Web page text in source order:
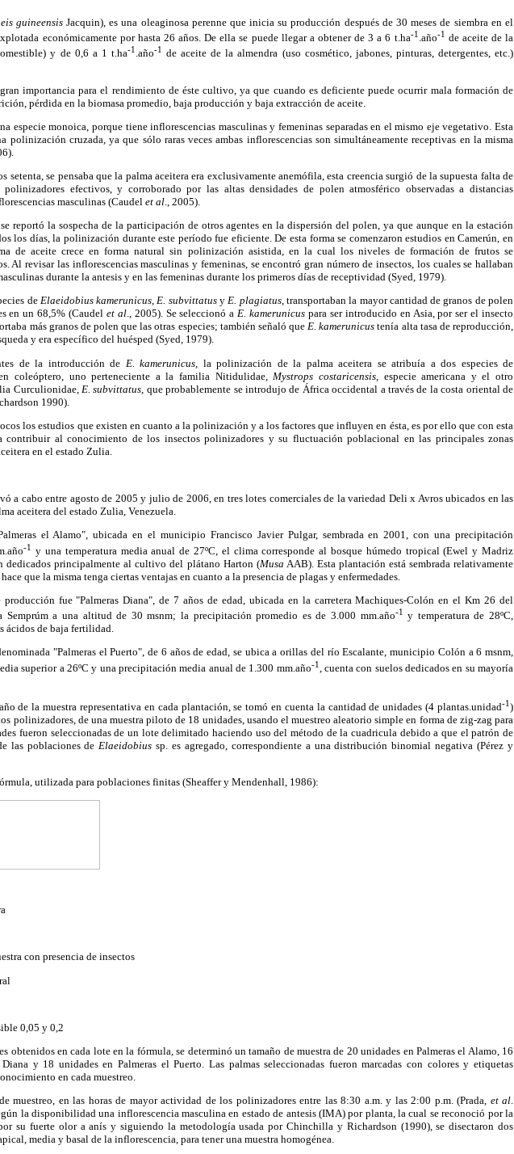
guineensisJacquin), es una oleaginosa perenne que inicia su producción después de 30 meses de siembra en el
económicamente por hasta 26 años. De ella se puede llegar a obtener de 3 a 6 t.ha-1 .año-1 de aceite de la
y de 0,6 a 1 t.ha-1 .año-1 de aceite de la almendra (uso cosmético, jabones, pinturas, detergentes, etc.)
importancia para el rendimiento de éste cultivo, ya que cuando es deficiente puede ocurrir mala formación de
pérdida en la biomasa promedio, baja producción y baja extracción de aceite.
especie monoica, porque tiene inflorescencias masculinas y femeninas separadas en el mismo eje vegetativo. Esta
polinización cruzada, ya que sólo raras veces ambas inflorescencias son simultáneamente receptivas en la misma
setenta, se pensaba que la palma aceitera era exclusivamente anemófila, esta creencia surgió de la supuesta falta de
efectivos, y corroborado por las altas densidades de polen atmosférico observadas a distancias
masculinas (Caudel et al., 2005).
reportó la sospecha de la participación de otros agentes en la dispersión del polen, ya que aunque en la estación
los días, la polinización durante este período fue eficiente. De esta forma se comenzaron estudios en Camerún, en
de aceite crece en forma natural sin polinización asistida, en la cual los niveles de formación de frutos se
Al revisar las inflorescencias masculinas y femeninas, se encontró gran número de insectos, los cuales se hallaban
durante la antesis y en las femeninas durante los primeros días de receptividad (Syed, 1979).
deElaeidobius kamerunicus, E. subvittatusyE. plagiatus, transportaban la mayor cantidad de granos de polen
en un 68,5% (Caudel et al., 2005). Se seleccionó aE. kamerunicus para ser introducido en Asia, por ser el insecto
más granos de polen que las otras especies; también señaló queE. kamerunicus tenía alta tasa de reproducción,
y era específico del huésped (Syed, 1979).
de la introducción de E. kamerunicus , la polinización de la palma aceitera se atribuía a dos especies de
coleóptero, uno perteneciente a la familia Nitidulidae, Mystrops costaricensis, especie americana y el otro
Curculionidae, E. subvittatus , que probablemente se introdujo de África occidental a través de la costa oriental de
1990).
los estudios que existen en cuanto a la polinización y a los factores que influyen en ésta, es por ello que con esta
contribuir al conocimiento de los insectos polinizadores y su fluctuación poblacional en las principales zonas
en el estado Zulia.
a cabo entre agosto de 2005 y julio de 2006, en tres lotes comerciales de la variedad Deli x Avros ubicados en las
aceitera del estado Zulia, Venezuela.
el Alamo", ubicada en el municipio Francisco Javier Pulgar, sembrada en 2001, con una precipitación
-1 y una temperatura media anual de 27ºC, el clima corresponde al bosque húmedo tropical (Ewel y Madriz
dedicados principalmente al cultivo del plátano Harton (Musa AAB). Esta plantación está sembrada relativamente
que la misma tenga ciertas ventajas en cuanto a la presencia de plagas y enfermedades.
producción fue "Palmeras Diana", de 7 años de edad, ubicada en la carretera Machiques-Colón en el Km 26 del
Semprúm a una altitud de 30 msnm; la precipitación promedio es de 3.000 mm.año-1 y temperatura de 28ºC,
ácidos de baja fertilidad.
"Palmeras el Puerto", de 6 años de edad, se ubica a orillas del río Escalante, municipio Colón a 6 msnm,
superior a 26ºC y una precipitación media anual de 1.300 mm.año-1
, cuenta con suelos dedicados en su mayoría
de la muestra representativa en cada plantación, se tomó en cuenta la cantidad de unidades (4 plantas.unidad-1)
polinizadores, de una muestra piloto de 18 unidades, usando el muestreo aleatorio simple en forma de zig-zag para
fueron seleccionadas de un lote delimitado haciendo uso del método de la cuadricula debido a que el patrón de
las poblaciones deElaeidobiussp. es agregado, correspondiente a una distribución binomial negativa (Pérez y
utilizada para poblaciones finitas (Sheaffer y Mendenhall, 1986):
con presencia de insectos
0,05 y 0,2
obtenidos en cada lote en la fórmula, se determinó un tamaño de muestra de 20 unidades en Palmeras el Alamo, 16
Diana y 18 unidades en Palmeras el Puerto. Las palmas seleccionadas fueron marcadas con colores y etiquetas
en cada muestreo.
muestreo, en las horas de mayor actividad de los polinizadores entre las 8:30 a.m. y las 2:00 p.m. (Prada, et al.
la disponibilidad una inflorescencia masculina en estado de antesis (IMA) por planta, la cual se reconoció por la
su fuerte olor a anís y siguiendo la metodología usada por Chinchilla y Richardson (1990), se disectaron dos
media y basal de la inflorescencia, para tener una muestra homogénea.